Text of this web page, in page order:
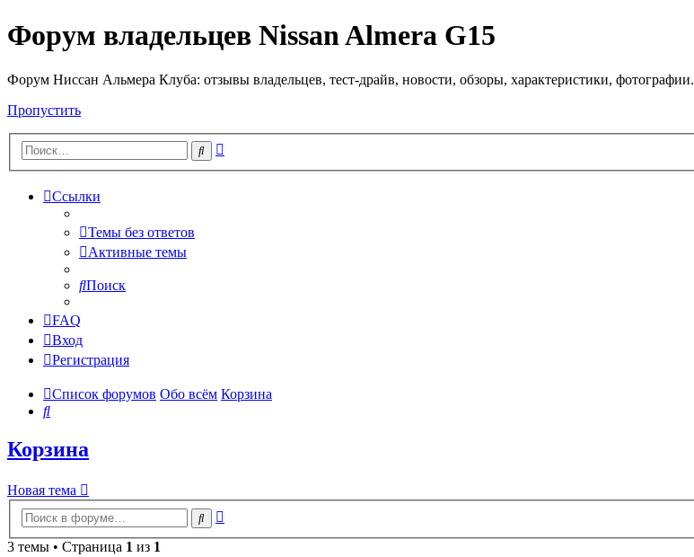
Форум владельцев Nissan Almera G15
Форум Ниссан Альмера Клуба: отзывы владельцев, тест-драйв, новости, обзоры, характеристики, фотографии.
Пропустить
Поиск
Ссылки
Темы без ответов
Активные темы
Поиск
FAQ
Вход
Регистрация
Список форумов Обо всём Корзина
Поиск
Корзина
Новая тема
Поиск
3 темы • Страница 1 из 1